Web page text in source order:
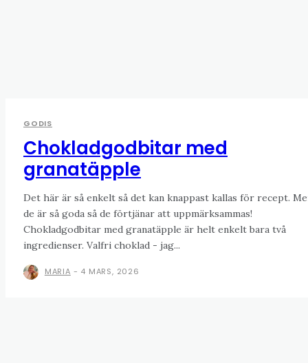
GODIS
Chokladgodbitar med
granatäpple
Det här är så enkelt så det kan knappast kallas för recept.
de är så goda så de förtjänar att uppmärksammas!
Chokladgodbitar med granatäpple är helt enkelt bara två
ingredienser. Valfri choklad - jag...
MARIA - 4 MARS, 2026